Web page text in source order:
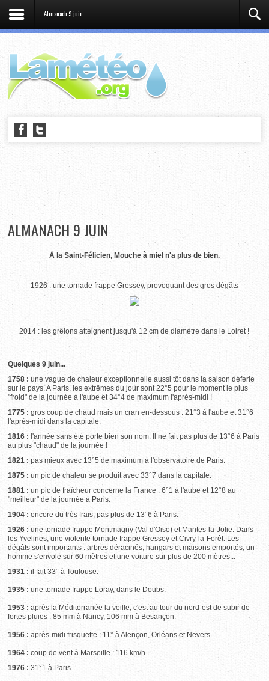
Almanach 9 juin
ALMANACH 9 JUIN
À la Saint-Félicien, Mouche à miel n'a plus de bien.
1926 : une tornade frappe Gressey, provoquant des gros dégâts
2014 : les grêlons atteignent jusqu'à 12 cm de diamètre dans le Loiret !
Quelques 9 juin...
1758 : une vague de chaleur exceptionnelle aussi tôt dans la saison déferle
sur le pays. A Paris, les extrêmes du jour sont 22°5 pour le moment le plus
"froid" de la journée à l'aube et 34°4 de maximum l'après-midi !
1775 : gros coup de chaud mais un cran en-dessous : 21°3 à l'aube et 31°6
l'après-midi dans la capitale.
1816 : l'année sans été porte bien son nom. Il ne fait pas plus de 13°6 à Paris
au plus "chaud" de la journée !
1821 : pas mieux avec 13°5 de maximum à l'observatoire de Paris.
1875 : un pic de chaleur se produit avec 33°7 dans la capitale.
1881 : un pic de fraîcheur concerne la France : 6°1 à l'aube et 12°8 au
"meilleur" de la journée à Paris.
1904 : encore du très frais, pas plus de 13°6 à Paris.
1926 : une tornade frappe Montmagny (Val d'Oise) et Mantes-la-Jolie. Dans
les Yvelines, une violente tornade frappe Gressey et Civry-la-Forêt. Les
dégâts sont importants : arbres déracinés, hangars et maisons emportés, un
homme s'envole sur 60 mètres et une voiture sur plus de 200 mètres...
1931 : il fait 33° à Toulouse.
1935 : une tornade frappe Loray, dans le Doubs.
1953 : après la Méditerranée la veille, c'est au tour du nord-est de subir de
fortes pluies : 85 mm à Nancy, 106 mm à Besançon.
1956 : après-midi frisquette : 11° à Alençon, Orléans et Nevers.
1964 : coup de vent à Marseille : 116 km/h.
1976 : 31°1 à Paris.